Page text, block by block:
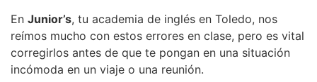
En Junior’s, tu academia de inglés en Toledo, nos
reímos mucho con estos errores en clase, pero es vital
corregirlos antes de que te pongan en una situación
incómoda en un viaje o una reunión.